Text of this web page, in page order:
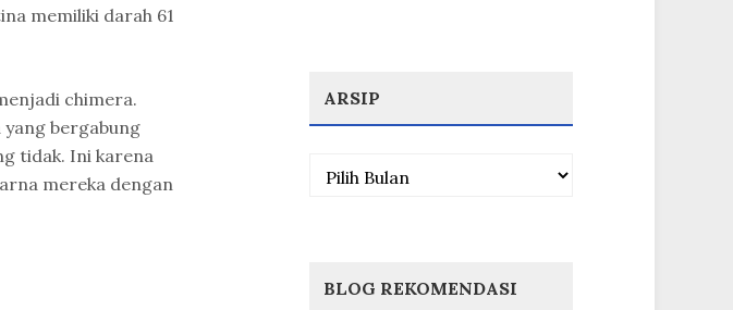
memiliki darah 61
chimera.
bergabung
tidak. Ini karena
mereka dengan
ARSIP
Arsip
BLOG REKOMENDASI